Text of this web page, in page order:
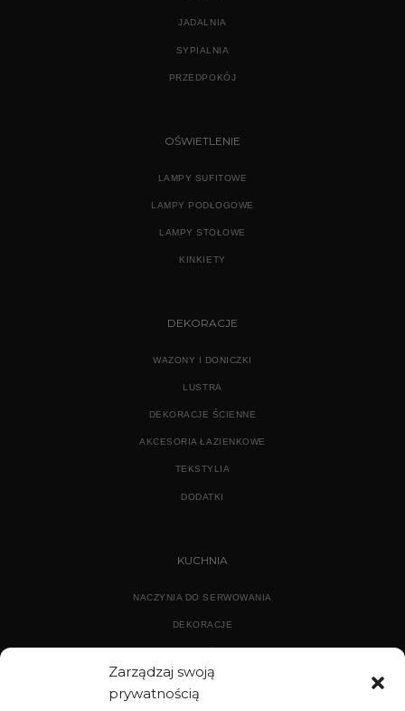
Zarządzaj swoją
prywatnością
JADALNIA
SYPIALNIA
PRZEDPOKÓJ
OŚWIETLENIE
LAMPY SUFITOWE
LAMPY PODŁOGOWE
LAMPY STOŁOWE
KINKIETY
DEKORACJE
WAZONY I DONICZKI
LUSTRA
DEKORACJE ŚCIENNE
AKCESORIA ŁAZIENKOWE
TEKSTYLIA
DODATKI
KUCHNIA
NACZYNIA DO SERWOWANIA
DEKORACJE